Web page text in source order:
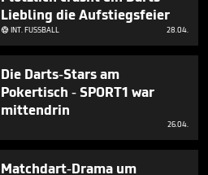
Liebling die Aufstiegsfeier
INT. FUSSBALL 28.04.
Die Darts-Stars am
Pokertisch - SPORT1 war
mittendrin
26.04.
Matchdart-Drama um